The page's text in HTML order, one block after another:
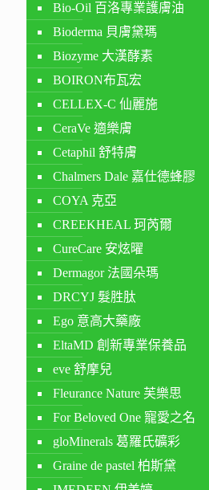
Bio-Oil 百洛專業護膚油
Bioderma 貝膚黛瑪
Biozyme 大漢酵素
BOIRON布瓦宏
CELLEX-C 仙麗施
CeraVe 適樂膚
Cetaphil 舒特膚
Chalmers Dale 嘉仕德蜂膠
COYA 克亞
CREEKHEAL 珂芮爾
CureCare 安炫曜
Dermagor 法國朵瑪
DRCYJ 髮胜肽
Ego 意高大藥廠
EltaMD 創新專業保養品
eve 舒摩兒
Fleurance Nature 芙樂思
For Beloved One 寵愛之名
gloMinerals 葛羅氏礦彩
Graine de pastel 柏斯黛